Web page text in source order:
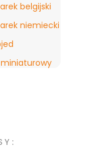
belgijski
niemiecki